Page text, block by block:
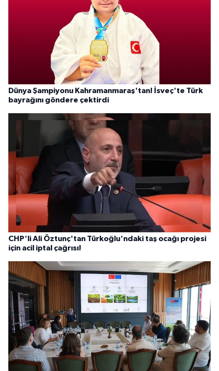
Dünya Şampiyonu Kahramanmaraş'tan! İsveç'te Türk
bayrağını göndere çektirdi
CHP'li Ali Öztunç'tan Türkoğlu'ndaki taş ocağı projesi
için acil iptal çağrısı!